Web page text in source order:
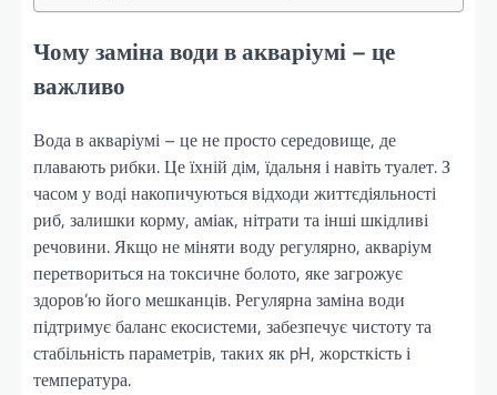
Чому заміна води в акваріумі – це
важливо
Вода в акваріумі – це не просто середовище, де
плавають рибки. Це їхній дім, їдальня і навіть туалет. З
часом у воді накопичуються відходи життєдіяльності
риб, залишки корму, аміак, нітрати та інші шкідливі
речовини. Якщо не міняти воду регулярно, акваріум
перетвориться на токсичне болото, яке загрожує
здоров’ю його мешканців. Регулярна заміна води
підтримує баланс екосистеми, забезпечує чистоту та
стабільність параметрів, таких як pH, жорсткість і
температура.